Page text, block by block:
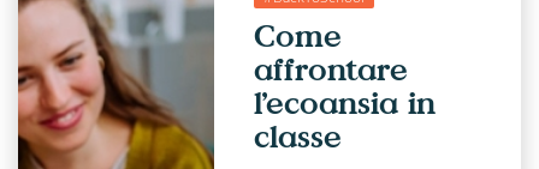
Come
affrontare
l’ecoansia in
classe